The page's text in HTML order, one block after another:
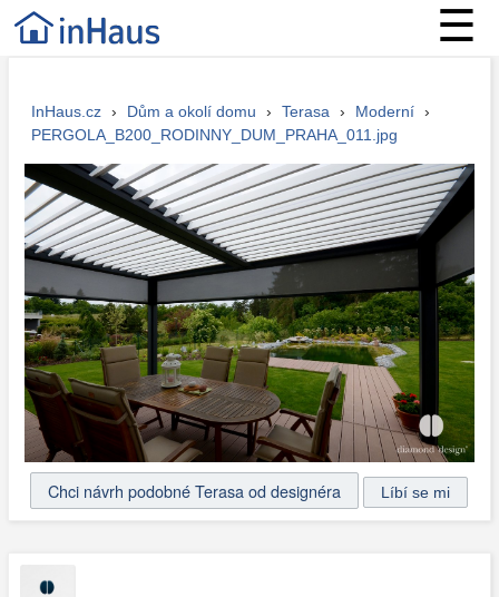
☰
InHaus.cz › Dům a okolí domu › Terasa › Moderní ›
PERGOLA_B200_RODINNY_DUM_PRAHA_011.jpg
Chci návrh podobné Terasa od designéra